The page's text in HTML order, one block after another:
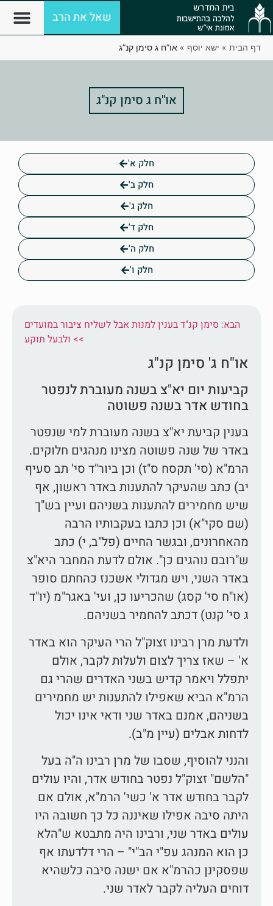
שאל את הרב
דף הבית » ישא יוסף » או”ח ג סימן קנ”ג
או"ח ג סימן קנ"ג
חלק א'
חלק ב'
חלק ג'
חלק ד'
חלק ה'
חלק ו'
הבא: סימן קנ"ד בענין למנות אבל לשליח ציבור במועדים
ולבעל תוקע <<
או"ח ג' סימן קנ"ג
קביעות יום יא"צ בשנה מעוברת לנפטר
בחודש אדר בשנה פשוטה
בענין קביעת יא"צ בשנה מעוברת למי שנפטר
באדר של שנה פשוטה מצינו מנהגים חלוקים.
הרמ"א (סי' תקסח ס"ז) וכן ביור"ד סי' תב סעיף
יב) כתב שהעיקר להתענות באדר ראשון, אף
שיש מחמירים להתענות בשניהם ועיין בש"ך
(שם סקי"א) וכן כתבו בעקבותיו הרבה
מהאחרונים, ובגשר החיים (פל"ב, י) כתב
ש"רובם נוהגים כן". אולם לדעת המחבר היא"צ
באדר השני, ויש מגדולי אשכנז כהחתם סופר
(או"ח סי' קסג) שהכריעו כן, ועי' באגר"מ (יו"ד
ג סי' קנט) דכתב להחמיר בשניהם.
ולדעת מרן רבינו זצוק"ל הרי העיקר הוא באדר
א' – שאז צריך לצום ולעלות לקבר, אולם
יתפלל ויאמר קדיש בשני האדרים שהרי גם
הרמ"א הביא שאפילו להתענות יש מחמירים
בשניהם, אמנם באדר שני ודאי אינו יכול
לדחות אבלים (עיין מ"ב).
והנני להוסיף, שסבו של מרן רבינו ה"ה בעל
"הלשם" זצוק"ל נפטר בחודש אדר, והיו עולים
לקבר בחודש אדר א' כשי' הרמ"א, אולם אם
היתה סיבה אפילו שאיננה כל כך חשובה היו
עולים באדר שני, ורבינו היה מתבטא ש"הלא
כן הוא המנהג עפ"י הב"י" – הרי דלדעתו אף
שפסקינן כהרמ"א אם ישנה סיבה כלשהיא
דוחים העליה לקבר לאדר שני.